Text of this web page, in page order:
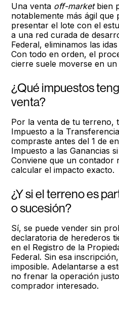
Una venta off-marketbien
notablemente más ágil
presentar el lote con el
a una red curada de
Federal, eliminamos las
Con todo en orden, el
cierre suele moverse en
¿Qué impuestos
venta?
Por la venta de tu terreno,
Impuesto a la
compraste antes del 1 de
Impuesto a las Ganancias
Conviene que un contador
calcular el impacto exacto.
¿Y si el terreno es
o sucesión?
Sí, se puede vender sin
declaratoria de herederos
en el Registro de la
Federal. Sin esa
imposible. Adelantarse a
no frenar la operación
comprador interesado.